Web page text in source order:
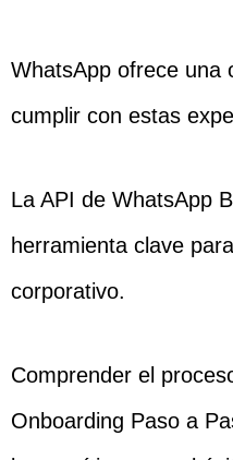
WhatsApp ofrece una
cumplir con estas
La API de WhatsApp
herramienta clave
corporativo.
Comprender el
Onboarding Paso a